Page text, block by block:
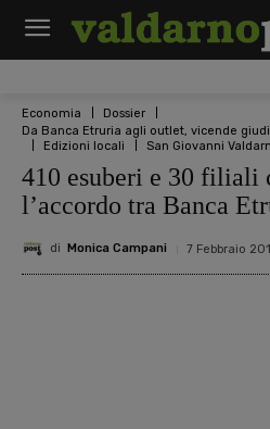
Economia
Dossier
Da Banca Etruria agli outlet, vicende
Edizioni locali
San Giovanni
410 esuberi e 30 filiali
l’accordo tra Banca
di Monica Campani 7 Febbraio